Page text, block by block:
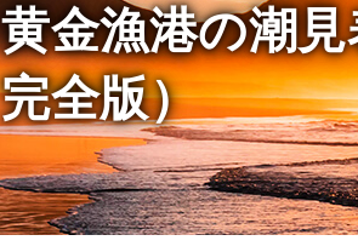
黄金漁港の潮見
完全版）